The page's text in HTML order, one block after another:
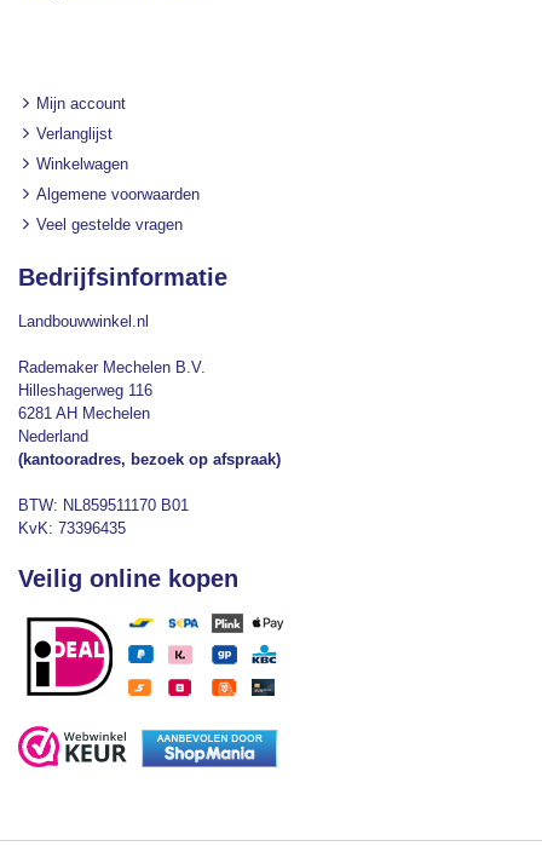
Mijn account
Verlanglijst
Winkelwagen
Algemene voorwaarden
Veel gestelde vragen
Bedrijfsinformatie
Landbouwwinkel.nl
Rademaker Mechelen B.V.
Hilleshagerweg 116
6281 AH Mechelen
Nederland
(kantooradres, bezoek op afspraak)
BTW: NL859511170 B01
KvK: 73396435
Veilig online kopen